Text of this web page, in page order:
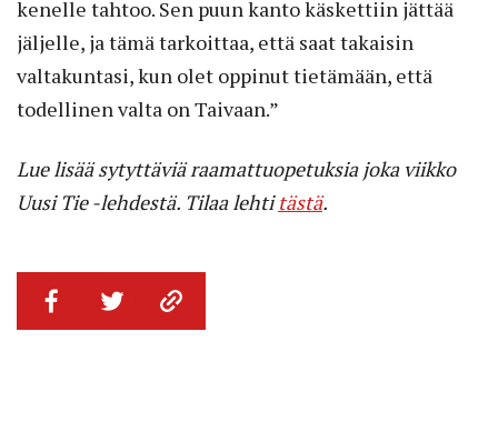
kenelle tahtoo. Sen puun kanto käskettiin jättää
jäljelle, ja tämä tarkoittaa, että saat takaisin
valtakuntasi, kun olet oppinut tietämään, että
todellinen valta on Taivaan.”
Lue lisää sytyttäviä raamattuopetuksia joka viikko
Uusi Tie -lehdestä. Tilaa lehtitästä.